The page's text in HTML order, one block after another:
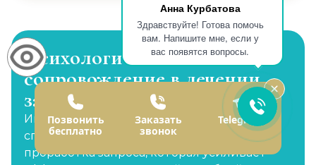
Анна Курбатова
Здравствуйте! Готова помочь
вам. Напишите мне, если у
вас появятся вопросы.
Психологическое
сопровождение в лечении
зависимости
Индивидуальная сессия с действующим
специалистом клиники. Это глубокая
проработка запроса, которая усиливает
Позвонить
бесплатно
Заказать
звонок
Telegram